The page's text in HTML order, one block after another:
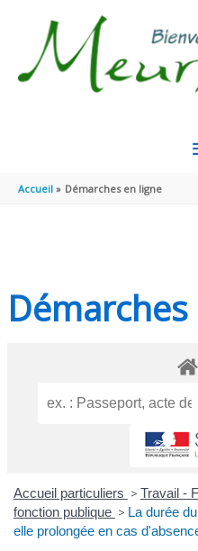
Accueil Démarches en ligne
Accueil particuliers > Travail -
fonction publique > La durée
elle prolongée en cas